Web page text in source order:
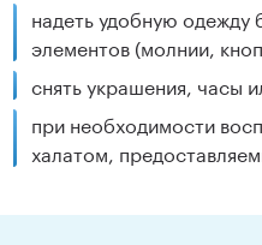
надеть удобную одежду
элементов (молнии,
снять украшения, часы
при необходимости
халатом,